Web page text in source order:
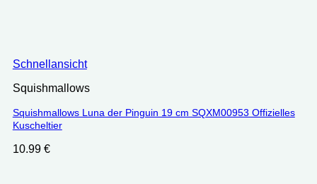
Schnellansicht
Squishmallows
Squishmallows Luna der Pinguin 19 cm SQXM00953 Offizielles
Kuscheltier
10.99 €